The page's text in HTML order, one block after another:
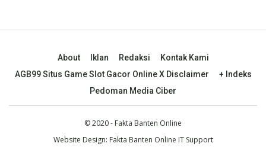
About Iklan Redaksi
Kontak Kami
AGB99 Situs Game Slot Gacor Online X Disclaimer
+ Indeks
Pedoman Media Ciber
© 2020 - Fakta Banten Online
Website Design: Fakta Banten Online IT Support